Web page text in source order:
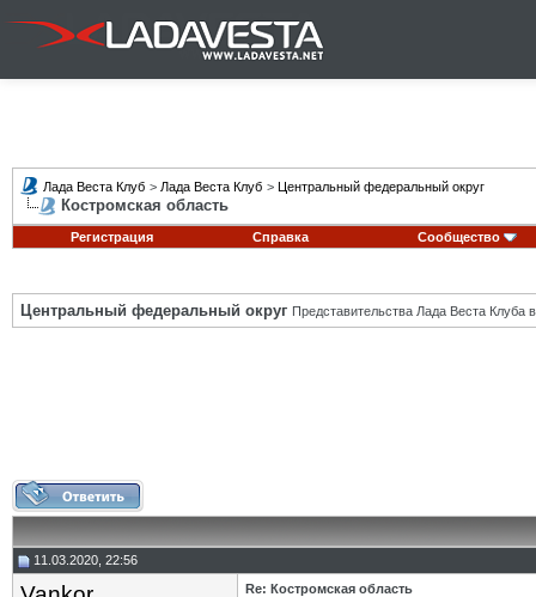
Лада Веста Клуб > Лада Веста Клуб > Центральный федеральный округ
Костромская область
Регистрация Справка Сообщество
Центральный федеральный округ Представительства Лада Веста Клуба
11.03.2020, 22:56
Re: Костромская область